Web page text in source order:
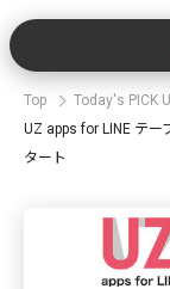
Top
Today's PICK
UZ apps for LINE テー
タート